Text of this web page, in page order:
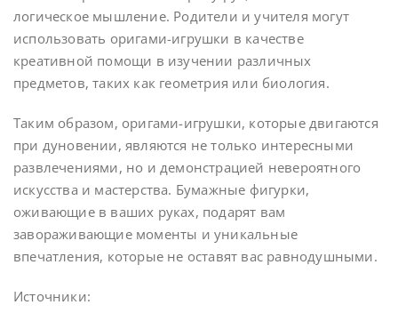
логическое мышление. Родители и учителя могут
использовать оригами-игрушки в качестве
креативной помощи в изучении различных
предметов, таких как геометрия или биология.
Таким образом, оригами-игрушки, которые двигаются
при дуновении, являются не только интересными
развлечениями, но и демонстрацией невероятного
искусства и мастерства. Бумажные фигурки,
оживающие в ваших руках, подарят вам
завораживающие моменты и уникальные
впечатления, которые не оставят вас равнодушными.
Источники: